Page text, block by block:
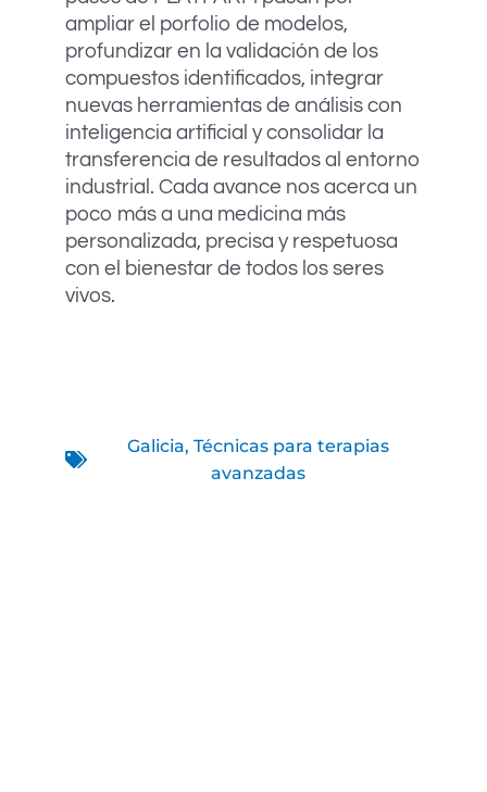
ampliar el porfolio de modelos,
profundizar en la validación de los
compuestos identificados, integrar
nuevas herramientas de análisis con
inteligencia artificial y consolidar la
transferencia de resultados al entorno
industrial. Cada avance nos acerca un
poco más a una medicina más
personalizada, precisa y respetuosa
con el bienestar de todos los seres
vivos.
Galicia, Técnicas para terapias
avanzadas